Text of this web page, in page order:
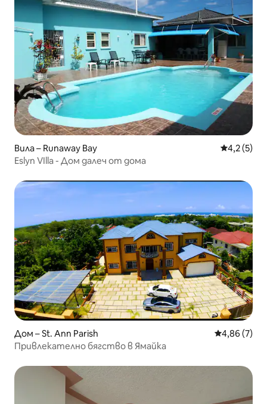
Вила – Runaway Bay Средна
4,2 (5)
Eslyn VIlla - Дом далеч от дома
Дом – St. Ann Parish Средна
4,86 (7)
Привлекателно бягство в Ямайка